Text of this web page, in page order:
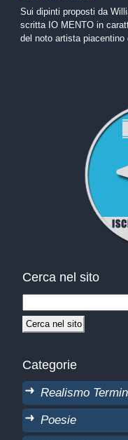
Sui dipinti proposti da
scritta IO MENTO in
del noto artista piacentino
Cerca nel sito
Categorie
Realismo
Poesie